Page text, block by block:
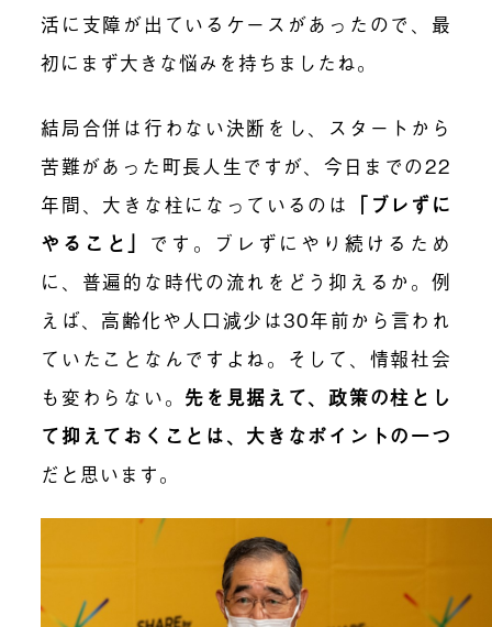
活に支障が出ているケースがあったので、 最
初にまず大きな悩みを持ちましたね。
結局合併は行わない決断をし、スタートから
苦難があった 町長人生ですが、今日までの22
年間、大きな柱になっているのは 「ブレずに
やること」 です。ブレずにやり続けるため
に、普遍的な時代の流れをどう抑えるか。例
えば、高齢化や人口減少は30年前から言われ
ていたことなんですよね。そして、情報社会
も変わらない。 先を見据えて、政策の柱とし
て抑えておくことは、大きなポイントの一つ
だと思います。